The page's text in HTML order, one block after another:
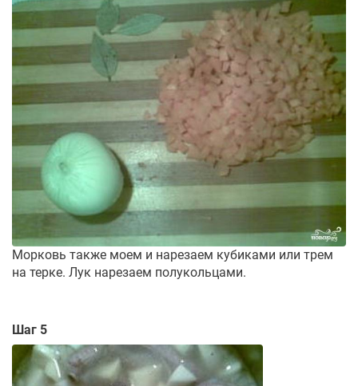
Морковь также моем и нарезаем кубиками или трем
на терке. Лук нарезаем полукольцами.
Шаг 5